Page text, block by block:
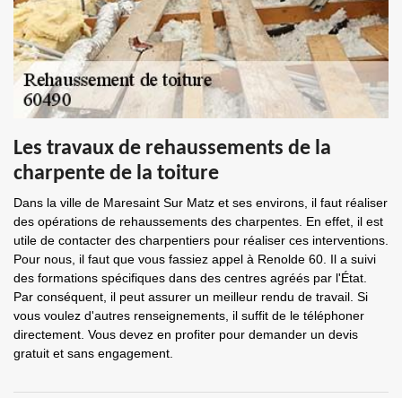
Les travaux de rehaussements de la
charpente de la toiture
Dans la ville de Maresaint Sur Matz et ses environs, il faut réaliser
des opérations de rehaussements des charpentes. En effet, il est
utile de contacter des charpentiers pour réaliser ces interventions.
Pour nous, il faut que vous fassiez appel à Renolde 60. Il a suivi
des formations spécifiques dans des centres agréés par l'État.
Par conséquent, il peut assurer un meilleur rendu de travail. Si
vous voulez d'autres renseignements, il suffit de le téléphoner
directement. Vous devez en profiter pour demander un devis
gratuit et sans engagement.